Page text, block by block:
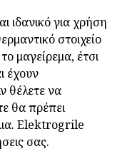
ιδανικό για χρήση
στοιχείο
μαγείρεμα, έτσι
έχουν
θέλετε να
θα πρέπει
Elektrogrile
σας.